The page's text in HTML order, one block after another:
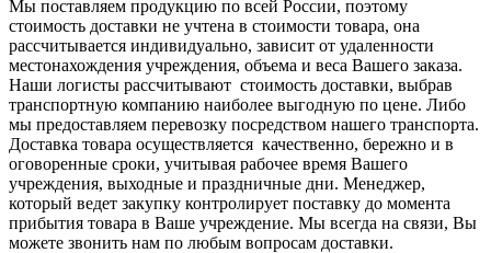
Мы поставляем продукцию по всей России, поэтому
стоимость доставки не учтена в стоимости товара, она
рассчитывается индивидуально, зависит от удаленности
местонахождения учреждения, объема и веса Вашего заказа.
Наши логисты рассчитывают стоимость доставки, выбрав
транспортную компанию наиболее выгодную по цене. Либо
мы предоставляем перевозку посредством нашего транспорта.
Доставка товара осуществляется качественно, бережно и в
оговоренные сроки, учитывая рабочее время Вашего
учреждения, выходные и праздничные дни. Менеджер,
который ведет закупку контролирует поставку до момента
прибытия товара в Ваше учреждение. Мы всегда на связи, Вы
можете звонить нам по любым вопросам доставки.